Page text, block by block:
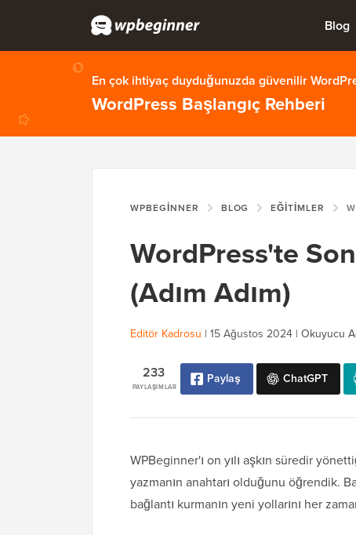
Blog
En çok ihtiyaç duyduğunuzda güvenilir
WordPress Başlangıç Rehberi
WPBEGINNER BLOG EĞITIMLER
WordPress'te
(Adım Adım)
Editör Kadrosu | 15 Ağustos 2024 | Okuyucu
PAYLAŞIMLAR
233 Paylaş ChatGPT
WPBeginner'ı on yılı aşkın süredir
yazmanın anahtarı olduğunu öğrendik.
bağlantı kurmanın yeni yollarını her